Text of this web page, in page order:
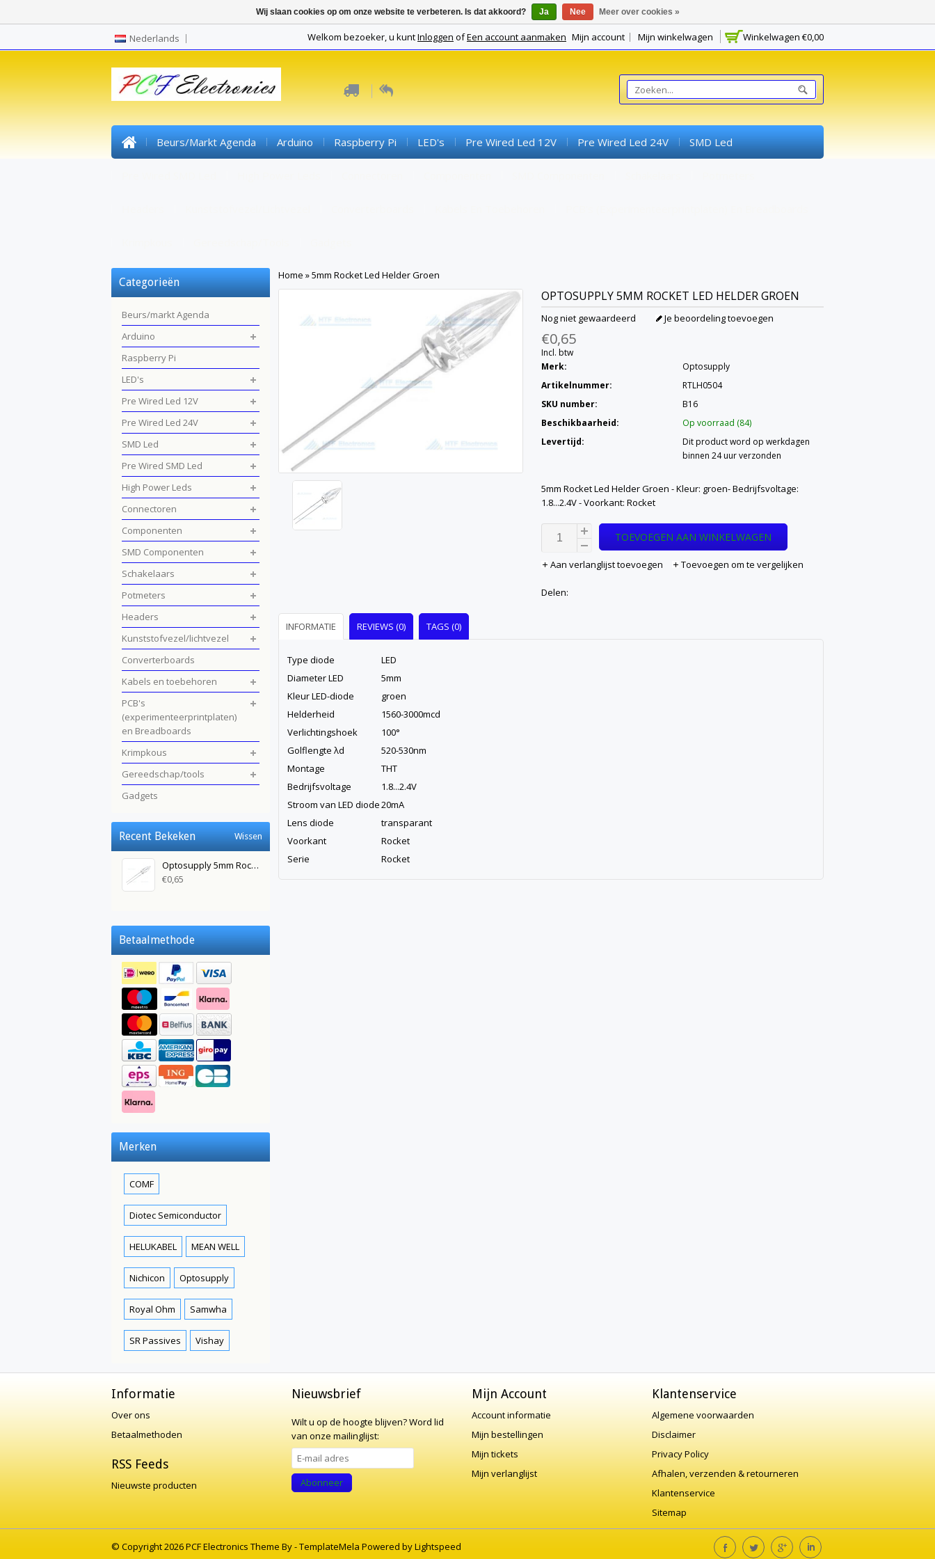
Nederlands Winkelwagen €0,00
Welkom bezoeker, u kuntInloggen ofEen account aanmaken Mijn account Mijn winkelwagen
Beurs/markt Agenda Arduino Raspberry Pi LED's Pre Wired Led 12V Pre Wired Led 24V SMD Led
Home »5mm Rocket Led Helder Groen
OPTOSUPPLY5MM ROCKET LED HELDER GROEN
Nog niet gewaardeerd Je beoordeling toevoegen
€0,65
Incl. btw
Merk:
Optosupply
Artikelnummer:
RTLH0504
SKU number:
B16
Beschikbaarheid:
Op voorraad (84)
Levertijd:
Dit product word op werkdagen
binnen 24 uur verzonden
5mm Rocket Led Helder Groen - Kleur: groen- Bedrijfsvoltage:
1.8...2.4V - Voorkant: Rocket
TOEVOEGEN AAN WINKELWAGEN
Aan verlanglijst toevoegen Toevoegen om te vergelijken
Delen:
INFORMATIE REVIEWS (0) TAGS (0)
Type diode
LED
Diameter LED
5mm
Kleur LED-diode
groen
Helderheid
1560-3000mcd
Verlichtingshoek
100°
Golflengte λd
520-530nm
Montage
THT
Bedrijfsvoltage
1.8...2.4V
Stroom van LED diode20mA
Lens diode
transparant
Voorkant
Rocket
Serie
Rocket
Categorieën
Beurs/markt Agenda
Arduino
Raspberry Pi
LED's
Pre Wired Led 12V
Pre Wired Led 24V
SMD Led
Pre Wired SMD Led
High Power Leds
Connectoren
Componenten
SMD Componenten
Schakelaars
Potmeters
Headers
Kunststofvezel/lichtvezel
Converterboards
Kabels en toebehoren
PCB's
(experimenteerprintplaten)
en Breadboards
Krimpkous
Gereedschap/tools
Gadgets
Recent Bekeken Wissen
Optosupply 5mm Rocket Led Helder Groen
€0,65
Betaalmethode
Merken
COMF
Diotec Semiconductor
HELUKABEL MEAN WELL
Nichicon Optosupply
Royal Ohm Samwha
SR Passives Vishay
Informatie
Over ons
Betaalmethoden
RSS Feeds
Nieuwste producten
Nieuwsbrief
Wilt u op de hoogte blijven?Word lid
van onze mailinglijst:
Abonneer
Mijn Account
Account informatie
Mijn bestellingen
Mijn tickets
Mijn verlanglijst
Klantenservice
Algemene voorwaarden
Disclaimer
Privacy Policy
Afhalen, verzenden & retourneren
Klantenservice
Sitemap
© Copyright 2026 PCF Electronics Theme By -TemplateMela Powered byLightspeed
Wij slaan cookies op om onze website te verbeteren. Is dat akkoord? Ja Nee Meer over cookies »